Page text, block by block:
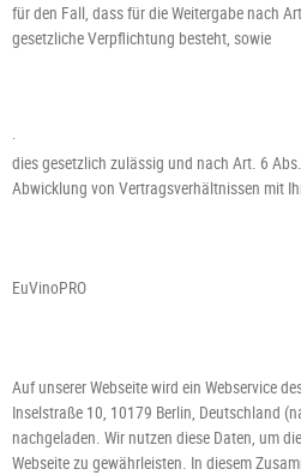
für den Fall, dass für die Weitergabe nach
gesetzliche Verpflichtung besteht, sowie
·
dies gesetzlich zulässig und nach Art. 6
Abwicklung von Vertragsverhältnissen mit
EuVinoPRO
Auf unsererWebseitewird ein Webservice
Inselstraße 10, 10179 Berlin, Deutschland
nachgeladen. Wir nutzen diese Daten, um
Webseite zu gewährleisten. In diesem